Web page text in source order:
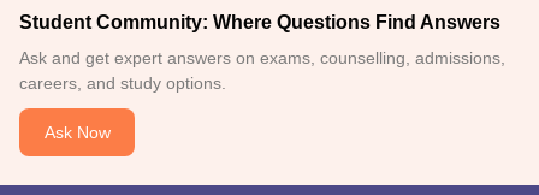
Student Community: Where Questions Find Answers
Ask and get expert answers on exams, counselling, admissions,
careers, and study options.
Ask Now